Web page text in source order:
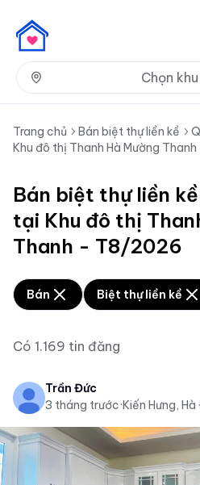
Chọn
Trang chủ Bán biệt thự liền kề
Khu đô thị Thanh Hà Mường Thanh
Bán biệt thự liền
tại Khu đô thị
Thanh - T8/2026
Bán Biệt thự liền kề
Có 1.169 tin đăng
Trần Đức
3 tháng trước·Kiến Hưng,